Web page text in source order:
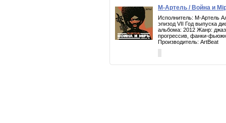
М-Артель / Война и
Исполнитель: М-Артель
эпизод VII Год выпуска
альбома: 2012 Жанр:
прогрессив, фанки-
Производитель: ArtBeat